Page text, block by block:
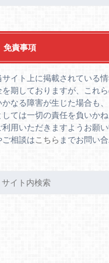
免責事項
サイト上に掲載されている
を期しておりますが、これ
かなる障害が生じた場合も
しては一切の責任を負いかね
利用いただきますようお願
ご相談はこちら までお問い